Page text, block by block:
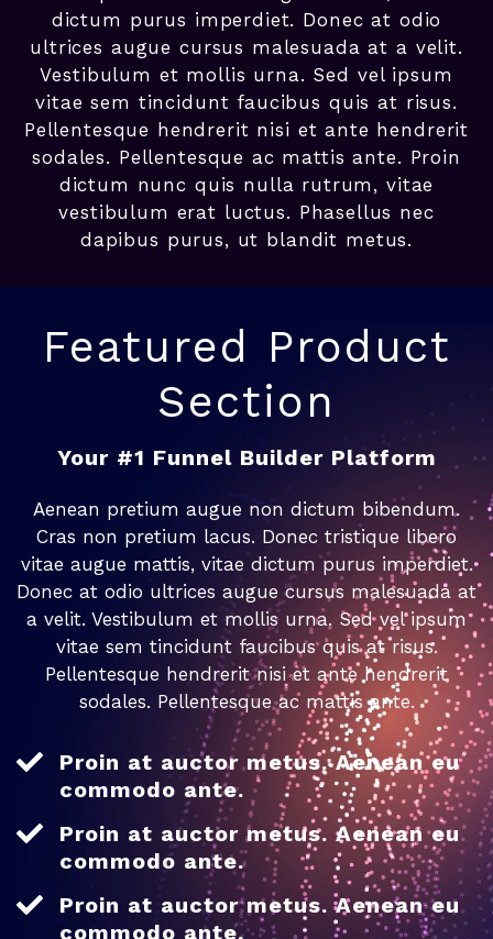
dictum purus imperdiet. Donec at odio
ultrices augue cursus malesuada at a velit.
Vestibulum et mollis urna. Sed vel ipsum
vitae sem tincidunt faucibus quis at risus.
Pellentesque hendrerit nisi et ante hendrerit
sodales. Pellentesque ac mattis ante. Proin
dictum nunc quis nulla rutrum, vitae
vestibulum erat luctus. Phasellus nec
dapibus purus, ut blandit metus.
Featured Product
Section
Your #1 Funnel Builder Platform
Aenean pretium augue non dictum bibendum.
Cras non pretium lacus. Donec tristique libero
vitae augue mattis, vitae dictum purus imperdiet.
Donec at odio ultrices augue cursus malesuada at
a velit. Vestibulum et mollis urna. Sed vel ipsum
vitae sem tincidunt faucibus quis at risus.
Pellentesque hendrerit nisi et ante hendrerit
sodales. Pellentesque ac mattis ante.
Proin at auctor metus. Aenean eu
commodo ante.
Proin at auctor metus. Aenean eu
commodo ante.
Proin at auctor metus. Aenean eu
commodo ante.